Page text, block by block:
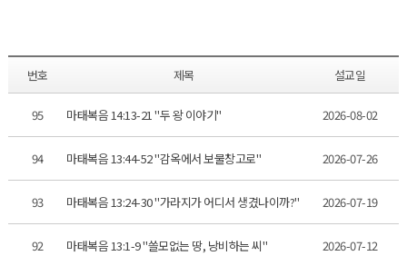
번호 제목 설교일
95 마태복음 14:13-21 "두 왕 이야기" 2026-08-02
94 마태복음 13:44-52 "감옥에서 보물창고로" 2026-07-26
93 마태복음 13:24-30 "가라지가 어디서 생겼나이까?" 2026-07-19
92 마태복음 13:1-9 "쓸모없는 땅, 낭비하는 씨" 2026-07-12